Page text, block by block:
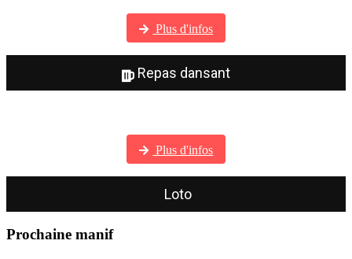
Plus d'infos
Repas dansant
Plus d'infos
Loto
Prochaine manif